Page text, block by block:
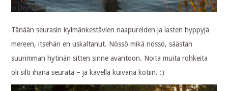
Tänään seurasin kylmänkestävien naapureiden ja lasten hyppyjä
mereen, itsehän en uskaltanut. Nössö mikä nössö, säästän
suurimman hytinän sitten sinne avantoon. Noita muita rohkeita
oli silti ihana seurata – ja kävellä kuivana kotiin. :)